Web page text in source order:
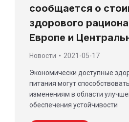
сообщается о
здорового
Европе и
Новости 2021-05-17
Экономически доступные
питания могут
изменениям в области
обеспечения устойчивости